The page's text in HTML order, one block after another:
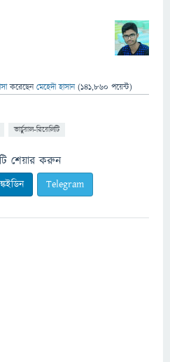
করেছেনমেহেদী হাসান (141,860 পয়েন্ট)
ভার্চুয়াল-রিয়েলিটি
শেয়ার করুন
Telegram